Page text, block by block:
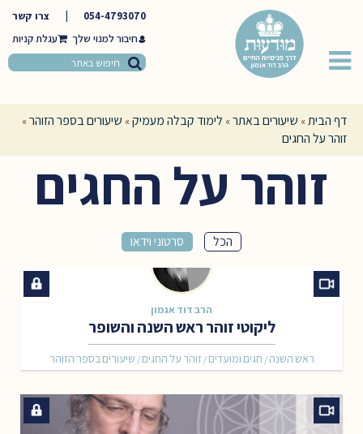
054-4793070
צרו קשר
חיבור למנוי שלך
דף הבית» שיעורים באתר» לימוד קבלה מעמיק» שיעורים בספר הזוהר»
זוהר על החגים
זוהר על החגים
הכל סרטוני וידאו
הרב דוד אגמון
ליקוטי זוהר ראש השנה והשופר
שיעורים בספר הזוהר / זוהר על החגים / חגים ומועדים / ראש השנה